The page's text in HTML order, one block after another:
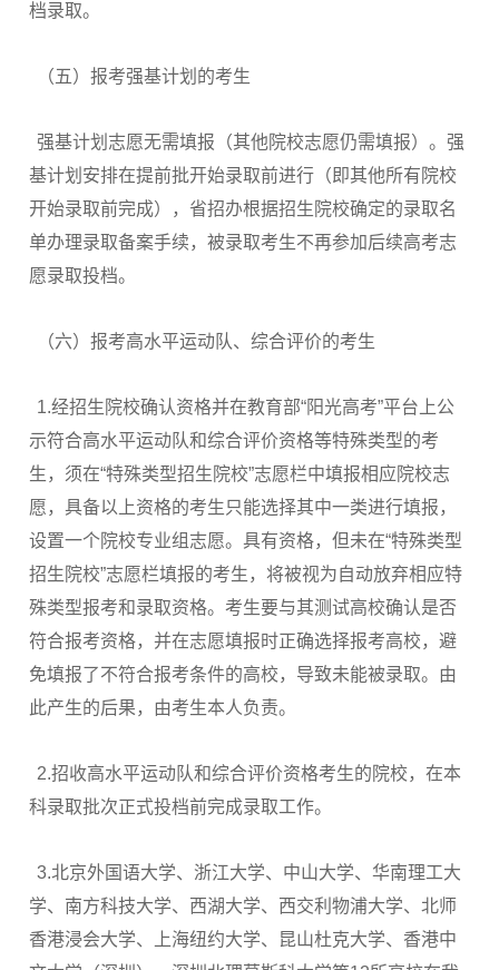
档录取。
（五）报考强基计划的考生
强基计划志愿无需填报（其他院校志愿仍需填报）。强
基计划安排在提前批开始录取前进行（即其他所有院校
开始录取前完成），省招办根据招生院校确定的录取名
单办理录取备案手续，被录取考生不再参加后续高考志
愿录取投档。
（六）报考高水平运动队、综合评价的考生
1.经招生院校确认资格并在教育部“阳光高考”平台上公
示符合高水平运动队和综合评价资格等特殊类型的考
生，须在“特殊类型招生院校”志愿栏中填报相应院校志
愿，具备以上资格的考生只能选择其中一类进行填报，
设置一个院校专业组志愿。具有资格，但未在“特殊类型
招生院校”志愿栏填报的考生，将被视为自动放弃相应特
殊类型报考和录取资格。考生要与其测试高校确认是否
符合报考资格，并在志愿填报时正确选择报考高校，避
免填报了不符合报考条件的高校，导致未能被录取。由
此产生的后果，由考生本人负责。
2.招收高水平运动队和综合评价资格考生的院校，在本
科录取批次正式投档前完成录取工作。
3.北京外国语大学、浙江大学、中山大学、华南理工大
学、南方科技大学、西湖大学、西交利物浦大学、北师
香港浸会大学、上海纽约大学、昆山杜克大学、香港中